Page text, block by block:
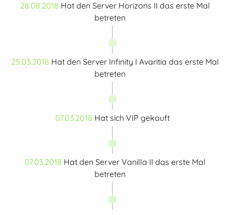
28.08.2018 Hat den Server Horizons II das erste Mal
betreten
25.03.2018 Hat den Server Infinity I Avaritia das erste Mal
betreten
07.03.2018 Hat sich VIP gekauft
07.03.2018 Hat den Server Vanilla II das erste Mal
betreten